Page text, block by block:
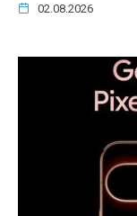
02.08.2026